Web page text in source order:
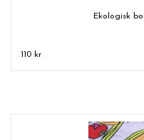
Ekologisk
110 kr